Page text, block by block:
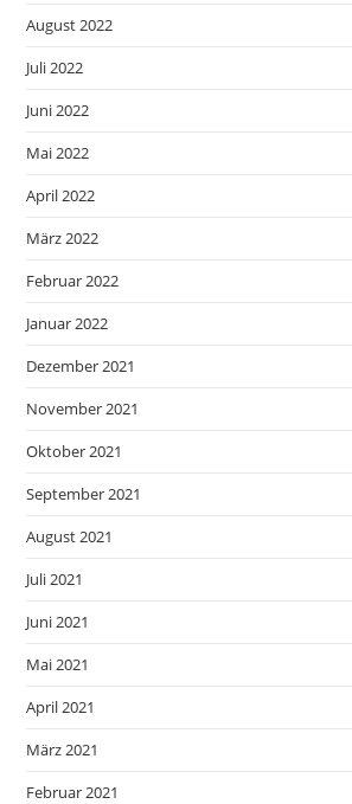
August 2022
Juli 2022
Juni 2022
Mai 2022
April 2022
März 2022
Februar 2022
Januar 2022
Dezember 2021
November 2021
Oktober 2021
September 2021
August 2021
Juli 2021
Juni 2021
Mai 2021
April 2021
März 2021
Februar 2021